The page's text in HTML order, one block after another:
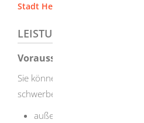
Stadt Herbrechtingen
LEISTUNGSDETAILS
Voraussetzungen
Sie können den "blauen
schwerbehindert sind und
außergewöhnlich